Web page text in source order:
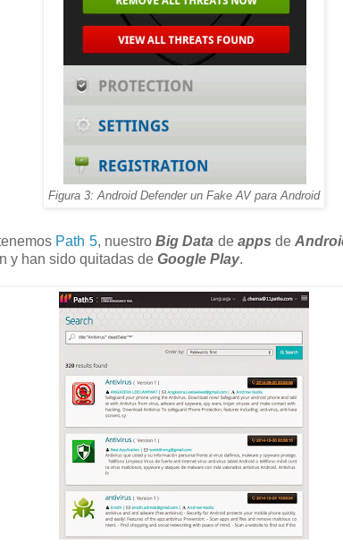
Figura 3: Android Defender un Fake AV para Android
Path 5, nuestroBig Data de apps de
y han sido quitadas de Google Play.